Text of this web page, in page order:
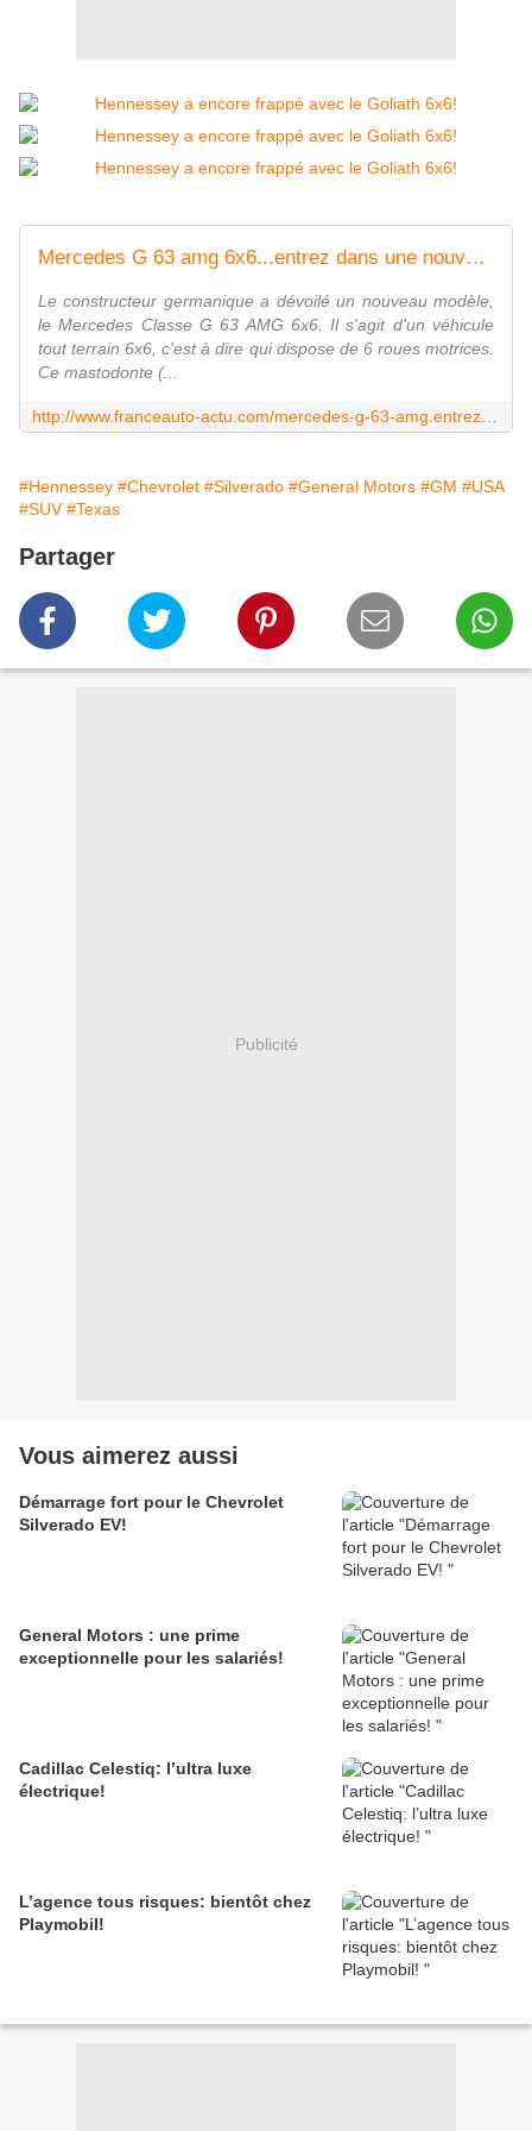
Mercedes G 63 amg 6x6...entrez dans une nouvelle dimension! - FranceAuto-actu - actualité automobile régionale et internationale
Le constructeur germanique a dévoilé un nouveau modèle,
le Mercedes Classe G 63 AMG 6x6. Il s'agit d'un véhicule
tout terrain 6x6, c'est à dire qui dispose de 6 roues motrices.
Ce mastodonte (...
#Hennessey #Chevrolet #Silverado #General Motors #GM #USA
#SUV #Texas
Partager
Publicité
Vous aimerez aussi
Démarrage fort pour le Chevrolet
Silverado EV!
General Motors : une prime
exceptionnelle pour les salariés!
Cadillac Celestiq: l’ultra luxe
électrique!
L’agence tous risques: bientôt chez
Playmobil!